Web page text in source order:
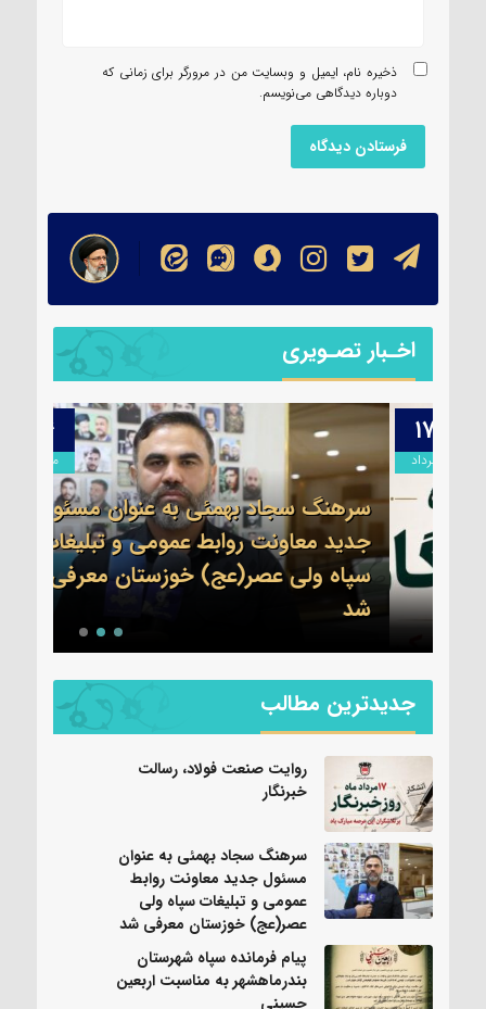
ذخیره نام، ایمیل و وبسایت من در مرورگر برای زمانی که
دوباره دیدگاهی می‌نویسم.
اخـبار تصـویری
۱۴
مرداد
سرهنگ سجاد بهمئی به عنوان مسئول
جدید معاونت روابط عمومی و تبلیغات
سپاه ولی عصر(عج) خوزستان معرفی
شد
جدیدترین مطالب
روایت صنعت فولاد،‌ رسالت
خبرنگار
سرهنگ سجاد بهمئی به عنوان
مسئول جدید معاونت روابط
عمومی و تبلیغات سپاه ولی
عصر(عج) خوزستان معرفی شد
پیام فرمانده سپاه شهرستان
بندرماهشهر به مناسبت اربعین
حسینی